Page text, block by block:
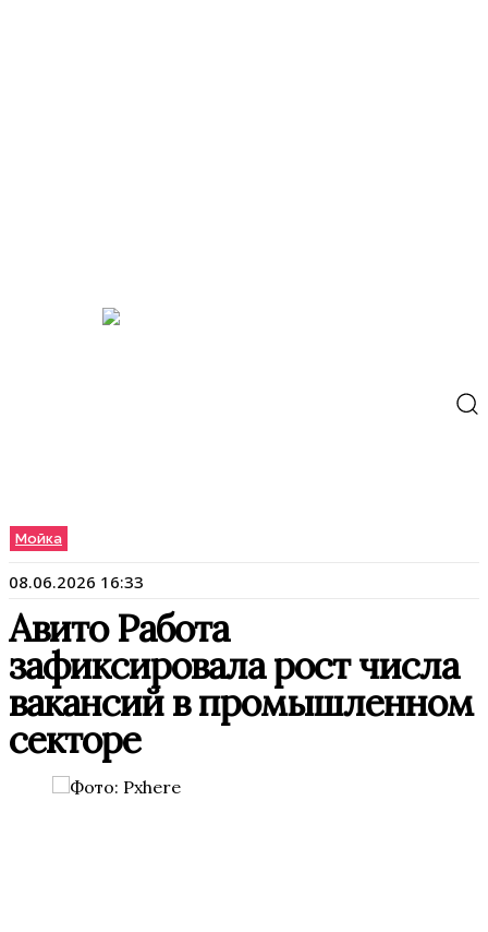
Мойка
08.06.2026 16:33
Авито Работа
зафиксировала рост числа
вакансий в промышленном
секторе